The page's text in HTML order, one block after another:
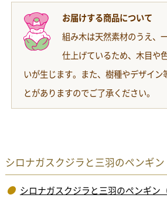
お届けする商品について
組み木は天然素材のうえ、
仕上げているため、木目や
いが生じます。また、樹種やデザイン
とがありますのでご了承ください。
シロナガスクジラと三羽のペンギン
シロナガスクジラと三羽のペンギン（